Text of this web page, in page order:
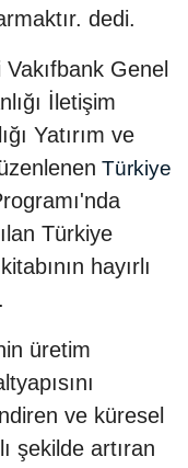
dedi.
Genel
İletişim
Yatırım ve
Türkiye
Türkiye
hayırlı
üretim
ve küresel
şekilde artıran